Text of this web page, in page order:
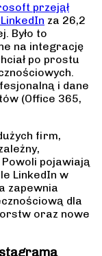
przejął
za 26,2
Było to
na integrację
po prostu
i dane
(Office 365,
firm,
pojawiają
LinkedIn w
zapewnia
dla
oraz nowe